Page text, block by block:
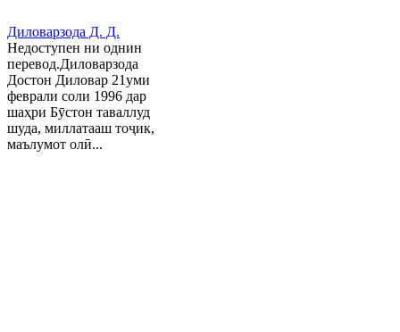
Диловарзода Д. Д.
Недоступен ни однин
перевод.Диловарзода
Достон Диловар 21уми
феврали соли 1996 дар
шаҳри Бӯстон таваллуд
шуда, миллатааш тоҷик,
маълумот олӣ...